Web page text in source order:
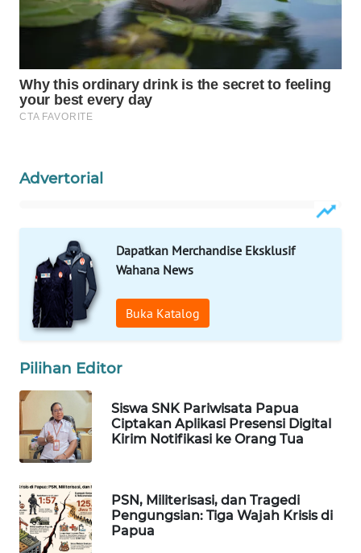
Advertorial
Dapatkan Merchandise Eksklusif
Wahana News
Buka Katalog
Pilihan Editor
Siswa SNK Pariwisata Papua
Ciptakan Aplikasi Presensi Digital
Kirim Notifikasi ke Orang Tua
PSN, Militerisasi, dan Tragedi
Pengungsian: Tiga Wajah Krisis di
Papua
HEALTH
DESA
WISATA
KONSUMEN
LISTRIK
MASYARAKAT
KELISTRIKAN
WALINKI
MAWAKA
ID
MARTABAT
NET
PLN